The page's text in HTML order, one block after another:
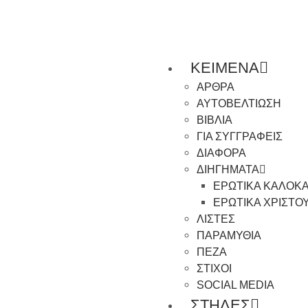
ΚΕΙΜΕΝΑ
ΑΡΘΡΑ
ΑΥΤΟΒΕΛΤΙΩΣΗ
ΒΙΒΛΙΑ
ΓΙΑ ΣΥΓΓΡΑΦΕΙΣ
ΔΙΑΦΟΡΑ
ΔΙΗΓΗΜΑΤΑ
ΕΡΩΤΙΚΑ
ΕΡΩΤΙΚΑ
ΛΙΣΤΕΣ
ΠΑΡΑΜΥΘΙΑ
ΠΕΖΑ
ΣΤΙΧΟΙ
SOCIAL MEDIA